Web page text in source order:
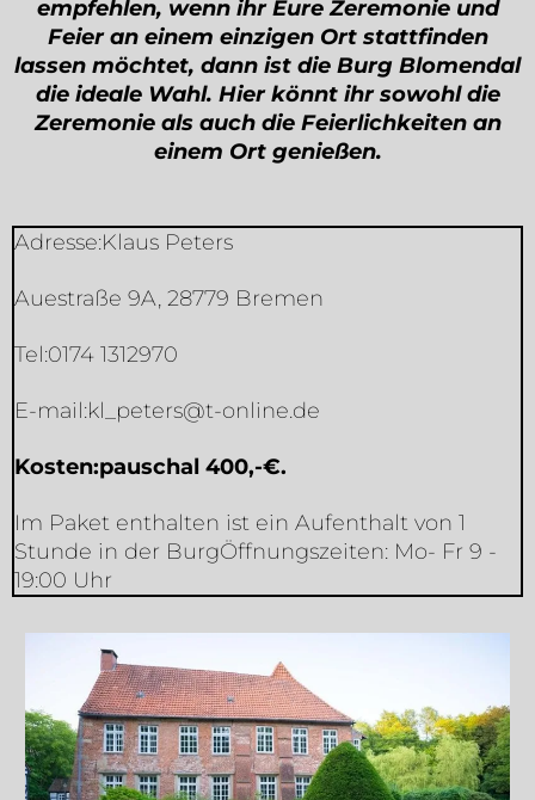
empfehlen, wenn ihr Eure Zeremonie und
Feier an einem einzigen Ort stattfinden
lassen möchtet, dann ist die Burg Blomendal
die ideale Wahl. Hier könnt ihr sowohl die
Zeremonie als auch die Feierlichkeiten an
einem Ort genießen.
Adresse:Klaus Peters
Auestraße 9A, 28779 Bremen
Tel:0174 1312970
E-mail:kl_peters@t-online.de
Kosten:pauschal 400,-€.
Im Paket enthalten ist ein Aufenthalt von 1
Stunde in der BurgÖffnungszeiten: Mo- Fr 9 -
19:00 Uhr